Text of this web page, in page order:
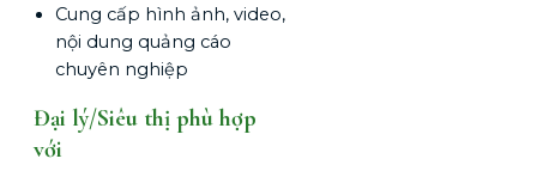
Cung cấp hình ảnh, video,
nội dung quảng cáo
chuyên nghiệp
Đại lý/Siêu thị phù hợp
với